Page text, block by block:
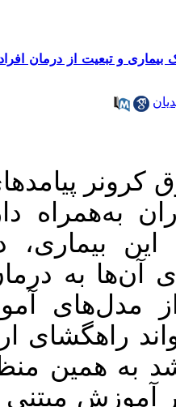
مبتلا به بیماری عروق
جسمی و
یکی از
درک صحیح
است. در
مؤثر
تبعیت
پژوهش
بر این مدل